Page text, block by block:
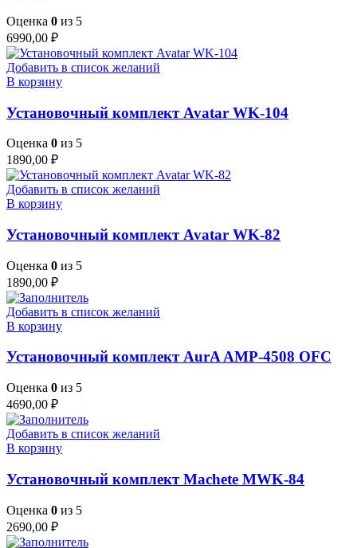
Оценка 0 из 5
6990,00 ₽
Добавить в список желаний
В корзину
Установочный комплект Avatar WK-104
Оценка 0 из 5
1890,00 ₽
Добавить в список желаний
В корзину
Установочный комплект Avatar WK-82
Оценка 0 из 5
1890,00 ₽
Добавить в список желаний
В корзину
Установочный комплект AurA AMP-4508 OFC
Оценка 0 из 5
4690,00 ₽
Добавить в список желаний
В корзину
Установочный комплект Machete MWK-84
Оценка 0 из 5
2690,00 ₽